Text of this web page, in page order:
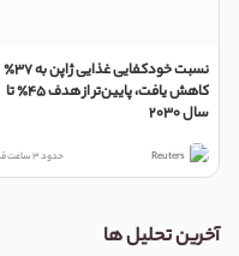
نسبت خودکفایی غذایی ژاپن به ۳۷٪
کاهش یافت، پایین‌تر از هدف ۴۵٪ تا
سال ۲۰۳۰
Reuters حدود 3 ساعت قبل
آخرین تحلیل ها